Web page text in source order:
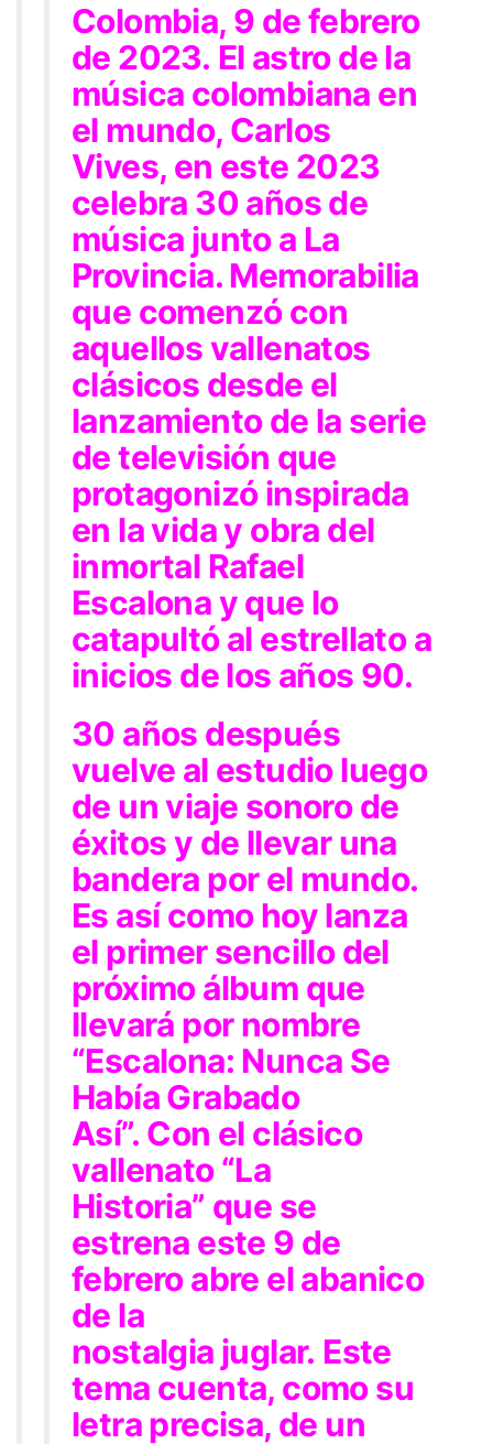
Colombia, 9 de febrero
de 2023. El astro de la
música colombiana en
el mundo, Carlos
Vives, en este 2023
celebra 30 años de
música junto a La
Provincia. Memorabilia
que comenzó con
aquellos vallenatos
clásicos desde el
lanzamiento de la serie
de televisión que
protagonizó inspirada
en la vida y obra del
inmortal Rafael
Escalona y que lo
catapultó al estrellato a
inicios de los años 90.
30 años después
vuelve al estudio luego
de un viaje sonoro de
éxitos y de llevar una
bandera por el mundo.
Es así como hoy lanza
el primer sencillo del
próximo álbum que
llevará por nombre
“Escalona: Nunca Se
Había Grabado
Así”. Con el clásico
vallenato “La
Historia” que se
estrena este 9 de
febrero abre el abanico
de la
nostalgia juglar. Este
tema cuenta, como su
letra precisa, de un